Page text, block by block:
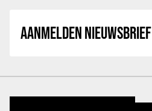
AANMELDEN NIEUWSBRIEF